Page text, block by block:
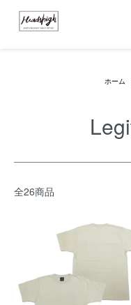
ホーム
全26商品